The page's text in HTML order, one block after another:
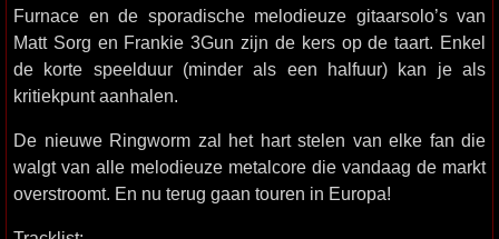
Furnace en de sporadische melodieuze gitaarsolo’s van
Matt Sorg en Frankie 3Gun zijn de kers op de taart. Enkel
de korte speelduur (minder als een halfuur) kan je als
kritiekpunt aanhalen.
De nieuwe Ringworm zal het hart stelen van elke fan die
walgt van alle melodieuze metalcore die vandaag de markt
overstroomt. En nu terug gaan touren in Europa!